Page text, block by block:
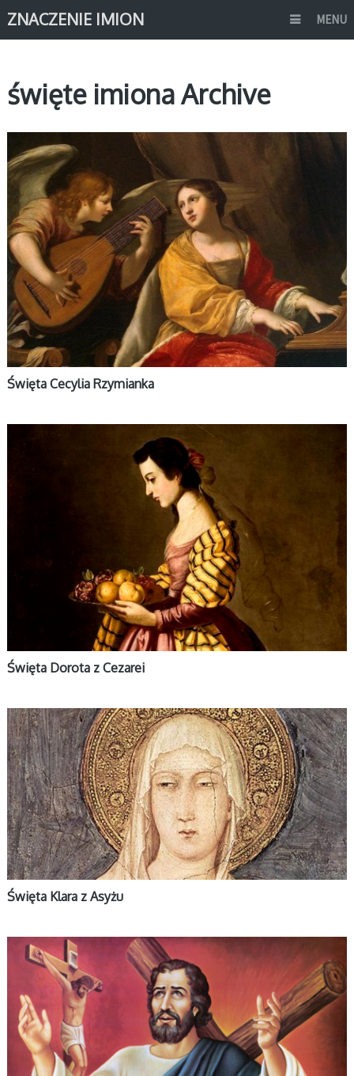
ZNACZENIE IMION MENU
święte imiona Archive
ŚWIĘCI
Święta Cecylia Rzymianka
Święta Dorota z Cezarei
ŚWIĘCI
Święta Klara z Asyżu
ŚWIĘCI